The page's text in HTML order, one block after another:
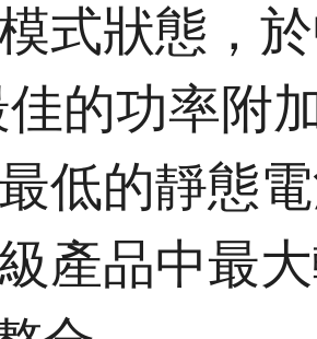
式狀態，
的功率附
低的靜態
產品中最